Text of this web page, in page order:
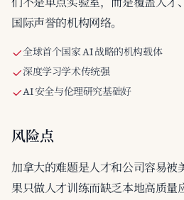
国际声誉的机构网络。
全球首个国家 AI 战略的机构载体
深度学习学术传统强
AI 安全与伦理研究基础好
风险点
加拿大的难题是人才和公司容易被
果只做人才训练而缺乏本地高质量